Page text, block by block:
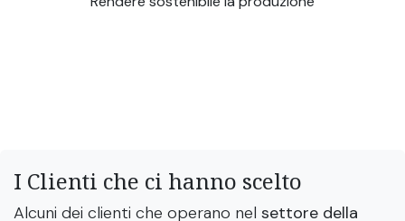
I Clienti che ci hanno scelto
Alcuni dei clienti che operano nel settore della